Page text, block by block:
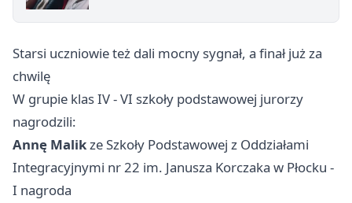
Starsi uczniowie też dali mocny sygnał, a finał już za
chwilę
W grupie klas IV - VI szkoły podstawowej jurorzy
nagrodzili:
Annę Malikze Szkoły Podstawowej z Oddziałami
Integracyjnymi nr 22 im. Janusza Korczaka w Płocku -
I nagroda